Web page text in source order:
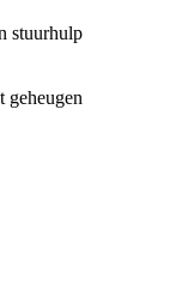
stuurhulp
geheugen